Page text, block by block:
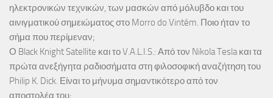
ηλεκτρονικών τεχνικών, των μασκών από μόλυβδο και του
αινιγματικού σημειώματος στο Morro do Vintém. Ποιο ήταν το
σήμα που περίμεναν;
Ο Black Knight Satellite και το V.A.L.I.S.: Από τον Nikola Tesla και τα
πρώτα ανεξήγητα ραδιοσήματα στη φιλοσοφική αναζήτηση του
Philip K. Dick. Είναι το μήνυμα σημαντικότερο από τον
αποστολέα του;